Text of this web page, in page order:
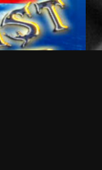
au flux RSS